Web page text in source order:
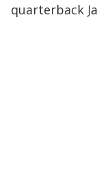
quarterback